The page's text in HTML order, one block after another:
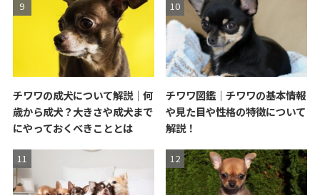
チワワの成犬について解説｜何
歳から成犬？大きさや成犬まで
にやっておくべきこととは
チワワ図鑑｜チワワの基本情報
や見た目や性格の特徴について
解説！